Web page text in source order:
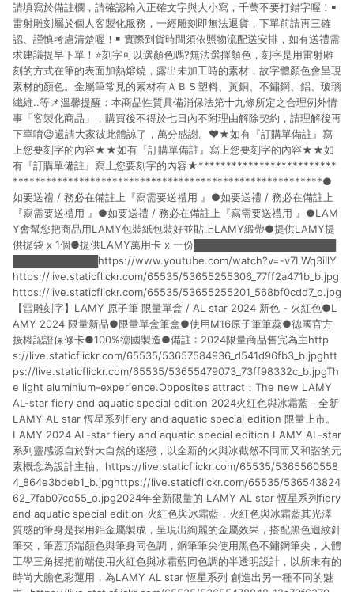
請填寫於備註欄，請確認輸入正確文字與大小寫，千萬不要打錯字喔！￭
雷射雕刻屬於個人客製化服務，一經雕刻即無法退貨，下單前請再三確
認、謹慎考慮清楚喔！￭ 實際到貨時間須依照物流配送安排，如有送禮需
求建議提早下單！⭐刻字可以選顏色嗎?無法選擇顏色，刻字是用雷射雕
刻的方式在筆的表面加熱熔燒，露出未加工時的素材，故字體顏色會呈現
素材的顏色。金屬筆常見的素材有ＡＢＳ塑料、黃銅、不鏽鋼、鋁、玻璃
纖維..等📌溫馨提醒：本商品性質具備消保法第十九條所定之合理例外情
事「客製化商品」，購買後不得於七日內不附理由解除契約，請理解後再
下單唷😉還請大家彼此體諒了，萬分感謝。❤️★如有『訂購單備註』寫
上您要刻字的內容★★如有『訂購單備註』寫上您要刻字的內容★★如
有『訂購單備註』寫上您要刻字的內容★*************************
********************************************************●
如要送禮 / 務必在備註上『寫需要送禮用 』●如要送禮 / 務必在備註上
『寫需要送禮用 』●如要送禮 / 務必在備註上『寫需要送禮用 』●LAM
Y會幫您把商品用LAMY包裝紙包裝好並貼上LAMY緞帶●提供LAMY提
供提袋 x 1個●提供LAMY萬用卡 x 一份████████████████████
████████████https://www.youtube.com/watch?v=-v7LWq3iIlY
https://live.staticflickr.com/65535/53655255306_77ff2a471b_b.jpg
https://live.staticflickr.com/65535/53655255201_568bf0cdd7_o.jpg
【雷雕刻字】LAMY 原子筆 限量單盒 / AL star 2024 新色 - 火紅色●L
AMY 2024 限量新品●限量單盒筆盒●使用M16原子筆筆蕊●德國官方
授權認證保修卡●100%德國製造●備註 : 2024限量商品售完為主http
s://live.staticflickr.com/65535/53657584936_d541d96fb3_b.jpghtt
ps://live.staticflickr.com/65535/53655479073_73ff98332c_b.jpgTh
e light aluminium-experience.Opposites attract：The new LAMY
AL-star fiery and aquatic special edition 2024火紅色與冰霜藍－全新
LAMY AL star 恆星系列fiery and aquatic special edition 限量上市。
LAMY 2024 AL-star fiery and aquatic special edition LAMY AL-star
系列靈感源自於對大自然的迷戀，以全新的火與冰截然不同而又和諧的元
素概念為設計主軸。https://live.staticflickr.com/65535/5365560558
4_864e3bdeb1_b.jpghttps://live.staticflickr.com/65535/536543824
62_7fab07cd55_o.jpg2024年全新限量的 LAMY AL star 恆星系列fiery
and aquatic special edition 火紅色與冰霜藍，火紅色與冰霜藍其光澤
質感的筆身是採用鋁金屬製成，呈現出絢麗的金屬效果，搭配黑色迴紋針
筆夾，筆蓋頂端顏色與筆身同色調，鋼筆筆尖使用黑色不鏽鋼筆尖，人體
工學三角握把前端使用火紅色與冰霜藍同色調的半透明設計，以所未有的
時尚大膽色彩運用，為LAMY AL star 恆星系列 創造出另一種不同的魅